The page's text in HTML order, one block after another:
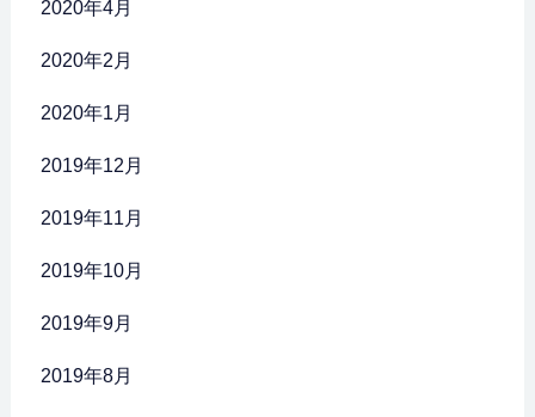
2020年4月
2020年2月
2020年1月
2019年12月
2019年11月
2019年10月
2019年9月
2019年8月